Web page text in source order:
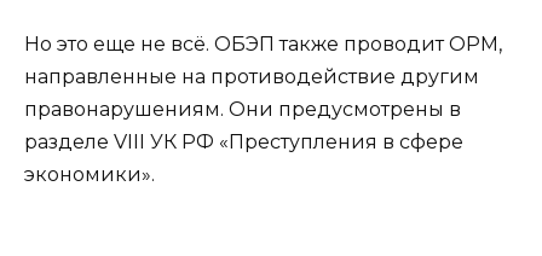
Но это еще не всё. ОБЭП также проводит ОРМ,
направленные на противодействие другим
правонарушениям. Они предусмотрены в
разделе VIII УК РФ «Преступления в сфере
экономики».